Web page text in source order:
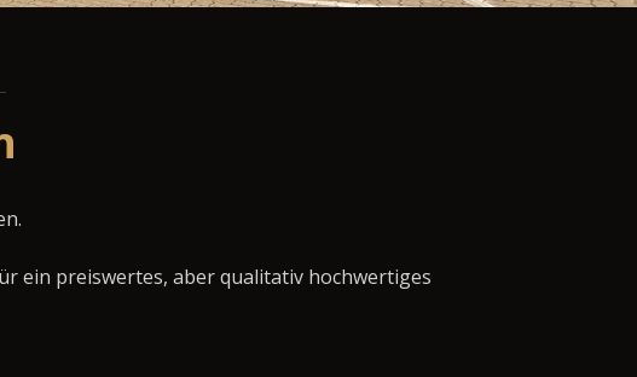
ein preiswertes, aber qualitativ hochwertiges